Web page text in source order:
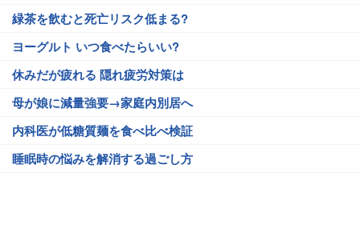
緑茶を飲むと死亡リスク低まる?
ヨーグルト いつ食べたらいい?
休みだが疲れる 隠れ疲労対策は
母が娘に減量強要→家庭内別居へ
内科医が低糖質麺を食べ比べ検証
睡眠時の悩みを解消する過ごし方